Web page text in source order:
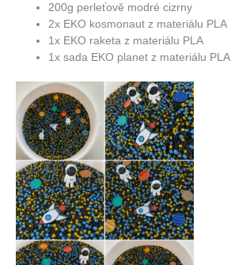
200g perleťově modré cizrny
2x EKO kosmonaut z materiálu PLA
1x EKO raketa z materiálu PLA
1x sada EKO planet z materiálu PLA